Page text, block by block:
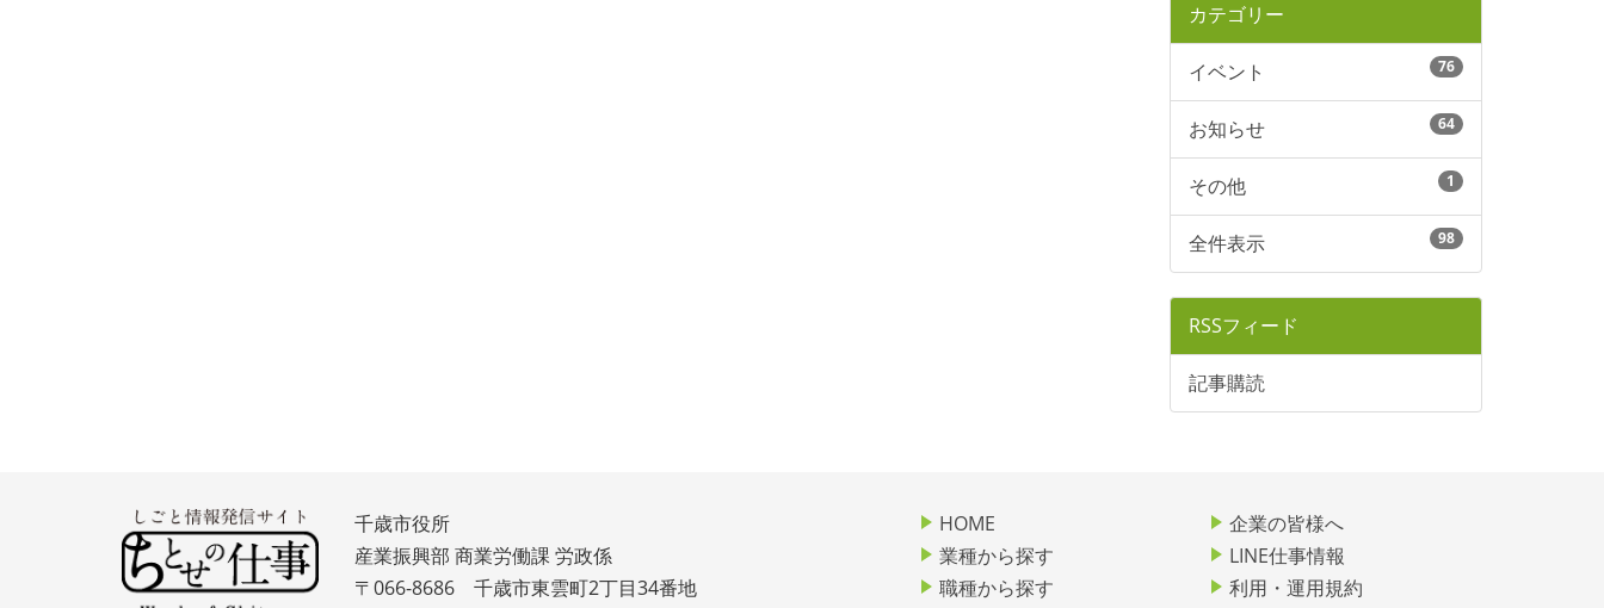
カテゴリー
イベント 76
お知らせ 64
その他 1
全件表示 98
RSSフィード
記事購読
千歳市役所
産業振興部 商業労働課 労政係
〒066-8686 千歳市東雲町2丁目34番地
HOME
業種から探す
職種から探す
企業の皆様へ
LINE仕事情報
利用・運用規約